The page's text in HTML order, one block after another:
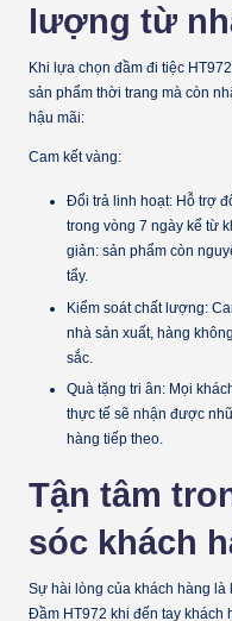
lượng từ
Khi lựa chọn đầm đi tiệc
sản phẩm thời trang mà còn
hậu mãi:
Cam kết vàng:
Đổi trả linh hoạt: Hỗ trợ
trong vòng 7 ngày kể từ
giản: sản phẩm còn
tẩy.
Kiểm soát chất lượng:
nhà sản xuất, hàng
sắc.
Quà tặng tri ân: Mọi
thực tế sẽ nhận được
hàng tiếp theo.
Tận tâm
sóc khách
Sự hài lòng của khách hàng là
Đầm HT972 khi đến tay khách